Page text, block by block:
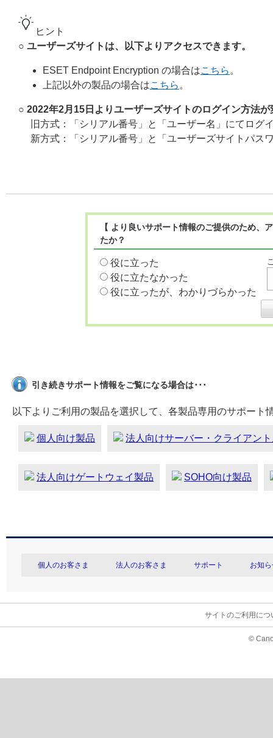
ヒント
○ ユーザーズサイトは、以下よりアクセスできます。
ESET Endpoint Encryption の場合はこちら 。
上記以外の製品の場合はこちら 。
○ 2022年2月15日よりユーザーズサイトのログイン方法
旧方式：「シリアル番号」と「ユーザー名」にてログ
新方式：「シリアル番号」と「ユーザーズサイトパス
【 より良いサポート情報のご提供のため
たか？
役に立った
役に立たなかった
役に立ったが、わかりづらかった
引き続きサポート情報をご覧になる場合は･･･
以下よりご利用の製品を選択して、各製品専用のサポート
個人向け製品 法人向けサーバー・クライアン
法人向けゲートウェイ製品 SOHO向け製品
個人のお客さま 法人のお客さま サポート お知
サイトのご利用につ
©